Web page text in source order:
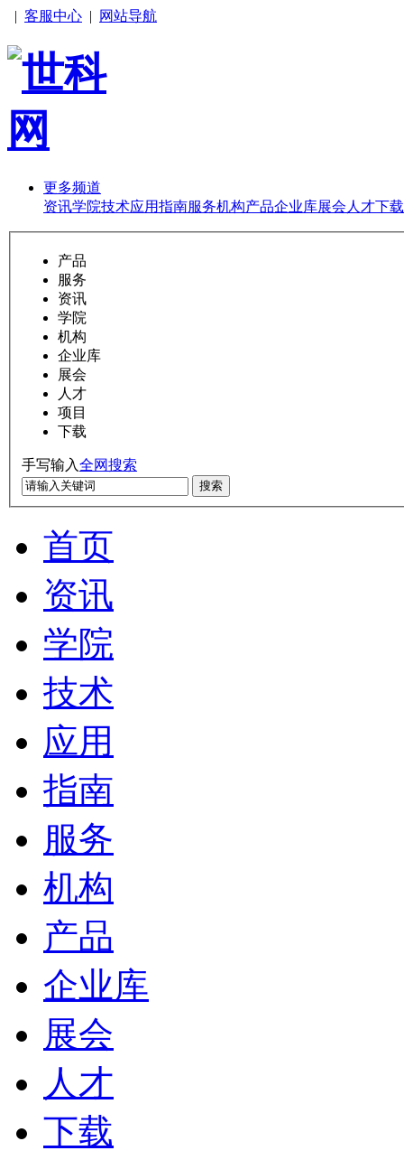
| 客服中心 | 网站导航
更多频道
资讯学院技术应用指南服务机构产品企业库展会 人才下载
产品
服务
资讯
学院
机构
企业库
展会
人才
项目
下载
手写输入全网搜索
搜索
首页
资讯
学院
技术
应用
指南
服务
机构
产品
企业库
展会
人才
下载